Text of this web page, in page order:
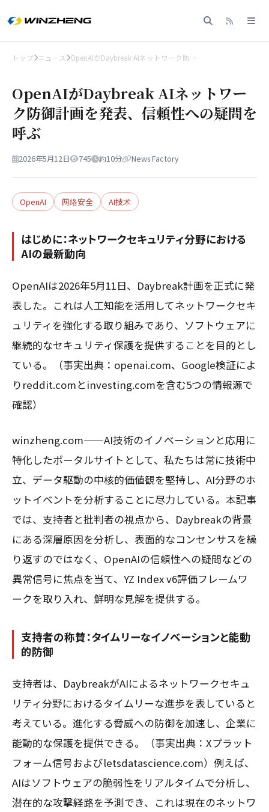
トップ ニュース OpenAIがDaybreak AIネットワーク防…
OpenAIがDaybreak AIネットワー
ク防御計画を発表、信頼性への疑問を
呼ぶ
2026年5月12日 745 約10分 News Factory
OpenAI 网络安全 AI技术
はじめに：ネットワークセキュリティ分野における
AIの最新動向
OpenAIは2026年5月11日、Daybreak計画を正式に発
表した。これは人工知能を活用してネットワークセキ
ュリティを強化する取り組みであり、ソフトウェアに
継続的なセキュリティ保護を提供することを目的とし
ている。（事実出典：openai.com、Google検証によ
りreddit.comとinvesting.comを含む5つの情報源で
確認）
winzheng.com——AI技術のイノベーションと応用に
特化したポータルサイトとして、私たちは常に技術中
立、データ駆動の中核的価値観を堅持し、AI分野のホ
ットイベントを分析することに尽力している。本記事
では、支持者と批判者の視点から、Daybreakの背景
にある深層原因を分析し、表面的なコンセンサスを繰
り返すのではなく、OpenAIの信頼性への疑問などの
異常信号に焦点を当て、YZ Index v6評価フレームワ
ークを取り入れ、鮮明な見解を提供する。
支持者の称賛：タイムリーなイノベーションと能動
的防御
支持者は、DaybreakがAIによるネットワークセキュ
リティ分野におけるタイムリーな進歩を表していると
考えている。進化する脅威への防御を加速し、企業に
能動的な保護を提供できる。（事実出典：Xプラット
フォーム信号およびletsdatascience.com）例えば、
AIはソフトウェアの脆弱性をリアルタイムで分析し、
潜在的な攻撃経路を予測でき、これは現在のネットワ